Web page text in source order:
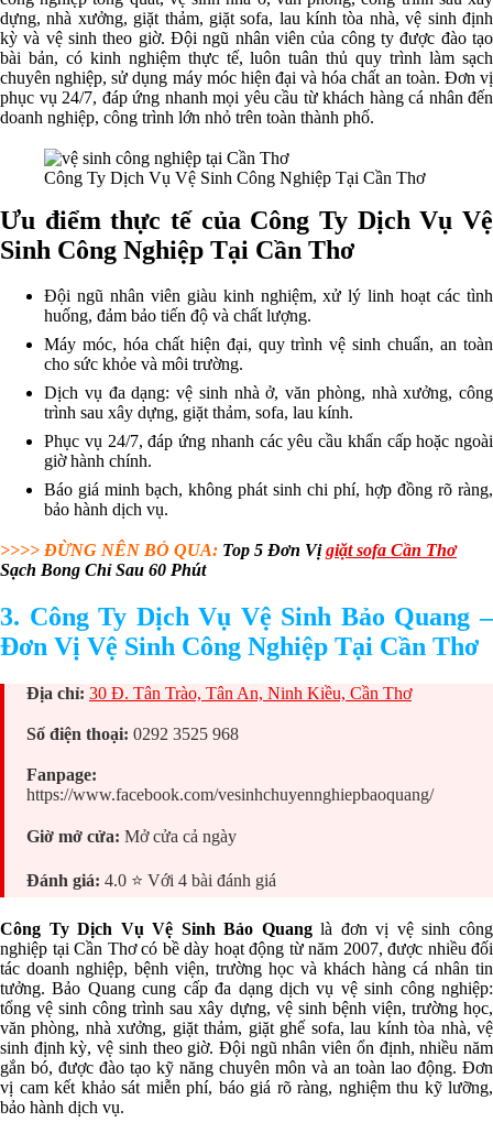
dựng, nhà xưởng, giặt thảm, giặt sofa, lau kính tòa nhà, vệ sinh định
kỳ và vệ sinh theo giờ. Đội ngũ nhân viên của công ty được đào tạo
bài bản, có kinh nghiệm thực tế, luôn tuân thủ quy trình làm sạch
chuyên nghiệp, sử dụng máy móc hiện đại và hóa chất an toàn. Đơn vị
phục vụ 24/7, đáp ứng nhanh mọi yêu cầu từ khách hàng cá nhân đến
doanh nghiệp, công trình lớn nhỏ trên toàn thành phố.
Công Ty Dịch Vụ Vệ Sinh Công Nghiệp Tại Cần Thơ
Ưu điểm thực tế của Công Ty Dịch Vụ Vệ
Sinh Công Nghiệp Tại Cần Thơ
Đội ngũ nhân viên giàu kinh nghiệm, xử lý linh hoạt các tình
huống, đảm bảo tiến độ và chất lượng.
Máy móc, hóa chất hiện đại, quy trình vệ sinh chuẩn, an toàn
cho sức khỏe và môi trường.
Dịch vụ đa dạng: vệ sinh nhà ở, văn phòng, nhà xưởng, công
trình sau xây dựng, giặt thảm, sofa, lau kính.
Phục vụ 24/7, đáp ứng nhanh các yêu cầu khẩn cấp hoặc ngoài
giờ hành chính.
Báo giá minh bạch, không phát sinh chi phí, hợp đồng rõ ràng,
bảo hành dịch vụ.
>>>> ĐỪNG NÊN BỎ QUA: Top 5 Đơn Vịgiặt sofa Cần Thơ
Sạch Bong Chỉ Sau 60 Phút
3. Công Ty Dịch Vụ Vệ Sinh Bảo Quang –
Đơn Vị Vệ Sinh Công Nghiệp Tại Cần Thơ
Địa chỉ: 30 Đ. Tân Trào, Tân An, Ninh Kiều, Cần Thơ
Số điện thoại: 0292 3525 968
Fanpage:
https://www.facebook.com/vesinhchuyennghiepbaoquang/
Giờ mở cửa: Mở cửa cả ngày
Đánh giá: 4.0 ⭐ Với 4 bài đánh giá
Công Ty Dịch Vụ Vệ Sinh Bảo Quanglà đơn vị vệ sinh công
nghiệp tại Cần Thơ có bề dày hoạt động từ năm 2007, được nhiều đối
tác doanh nghiệp, bệnh viện, trường học và khách hàng cá nhân tin
tưởng. Bảo Quang cung cấp đa dạng dịch vụ vệ sinh công nghiệp:
tổng vệ sinh công trình sau xây dựng, vệ sinh bệnh viện, trường học,
văn phòng, nhà xưởng, giặt thảm, giặt ghế sofa, lau kính tòa nhà, vệ
sinh định kỳ, vệ sinh theo giờ. Đội ngũ nhân viên ổn định, nhiều năm
gắn bó, được đào tạo kỹ năng chuyên môn và an toàn lao động. Đơn
vị cam kết khảo sát miễn phí, báo giá rõ ràng, nghiệm thu kỹ lưỡng,
bảo hành dịch vụ.